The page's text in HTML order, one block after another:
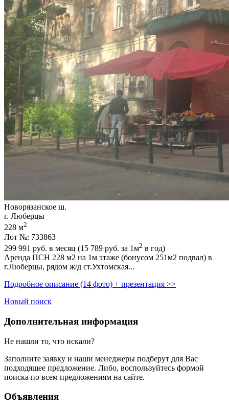
Новорязанское ш.
г. Люберцы
228 м2
Лот №: 733863
299 991 руб. в месяц (15 789 руб. за 1м2 в год)
Аренда ПСН 228 м2 на 1м этаже (бонусом 251м2 подвал) в
г.Люберцы,­ рядом ж/д ст.Ухтомская...
Подробное описание (14 фото) + презентация >>
Новый поиск
Дополнительная информация
Не нашли то, что искали?
Заполните заявку и наши менеджеры подберут для Вас
подходящее предложение. Либо, воспользуйтесь формой
поиска по всем предложениям на сайте.
Объявления